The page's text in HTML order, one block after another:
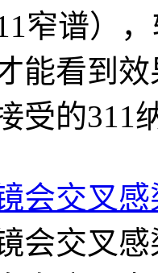
窄谱）
能看到
受的311
会交叉感
会交叉